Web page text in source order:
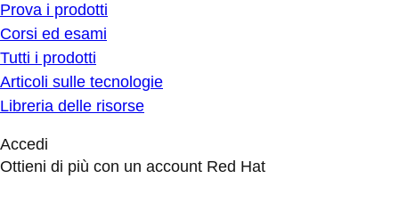
Prova i prodotti
Corsi ed esami
Tutti i prodotti
Articoli sulle tecnologie
Libreria delle risorse
Accedi
Ottieni di più con un account Red Hat